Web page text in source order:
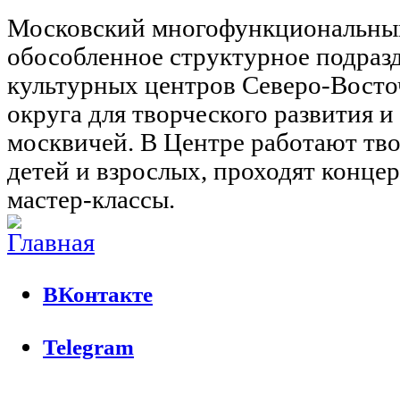
Московский
обособленное структурное
культурных центров Северо-
округа для творческого развития
москвичей. В Центре работают
детей и взрослых, проходят
мастер-классы.
ВКонтакте
Telegram